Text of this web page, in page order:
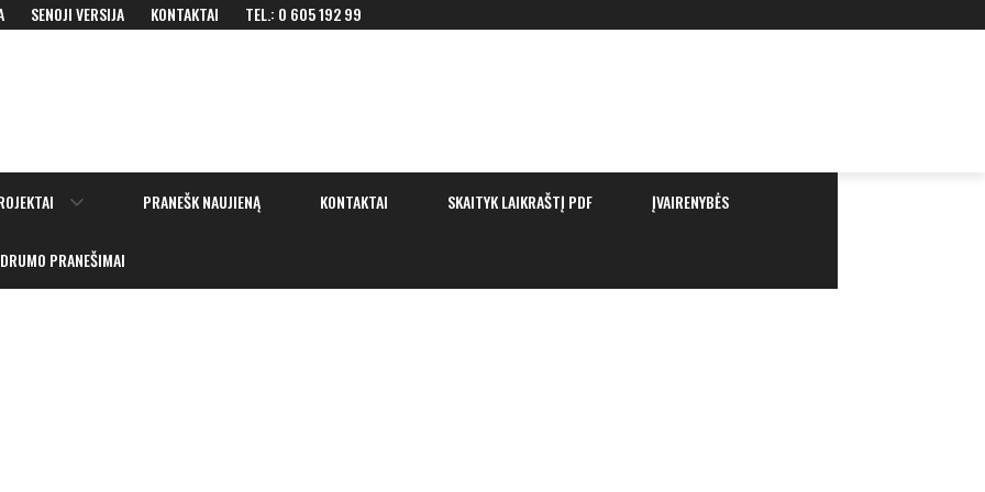
SENOJI VERSIJA KONTAKTAI TEL.: 0 605 192 99
Show
PRANEŠK NAUJIENĄ KONTAKTAI SKAITYK LAIKRAŠTĮ PDF ĮVAIRENYBĖS
PRANEŠIMAI